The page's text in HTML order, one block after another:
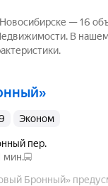
— 16
В
эконом
мин.
пер.
Бронный»